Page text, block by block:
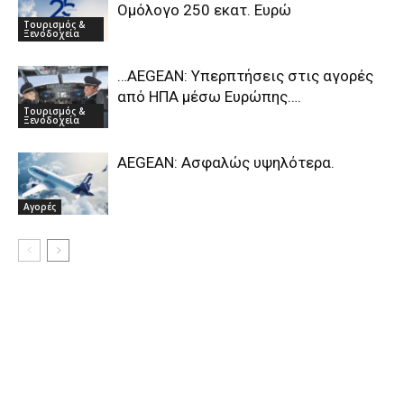
Τουρισμός &
Ξενοδοχεία
Ομόλογο 250 εκατ. Ευρώ
Τουρισμός &
Ξενοδοχεία
…AEGEAN: Υπερπτήσεις στις αγορές
από ΗΠΑ μέσω Ευρώπης….
Αγορές
AEGEAN: Ασφαλώς υψηλότερα.